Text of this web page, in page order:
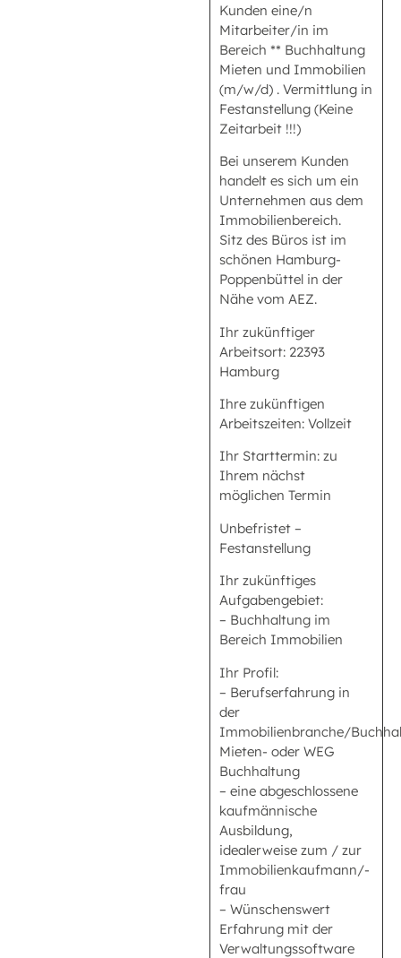
Kunden eine/n
Mitarbeiter/in im
Bereich ** Buchhaltung
Mieten und Immobilien
(m/w/d) . Vermittlung in
Festanstellung (Keine
Zeitarbeit !!!)
Bei unserem Kunden
handelt es sich um ein
Unternehmen aus dem
Immobilienbereich.
Sitz des Büros ist im
schönen Hamburg-
Poppenbüttel in der
Nähe vom AEZ.
Ihr zukünftiger
Arbeitsort: 22393
Hamburg
Ihre zukünftigen
Arbeitszeiten: Vollzeit
Ihr Starttermin: zu
Ihrem nächst
möglichen Termin
Unbefristet –
Festanstellung
Ihr zukünftiges
Aufgabengebiet:
– Buchhaltung im
Bereich Immobilien
Ihr Profil:
– Berufserfahrung in
der
Immobilienbranche/
Mieten- oder WEG
Buchhaltung
– eine abgeschlossene
kaufmännische
Ausbildung,
idealerweise zum / zur
Immobilienkaufmann/-
frau
– Wünschenswert
Erfahrung mit der
Verwaltungssoftware